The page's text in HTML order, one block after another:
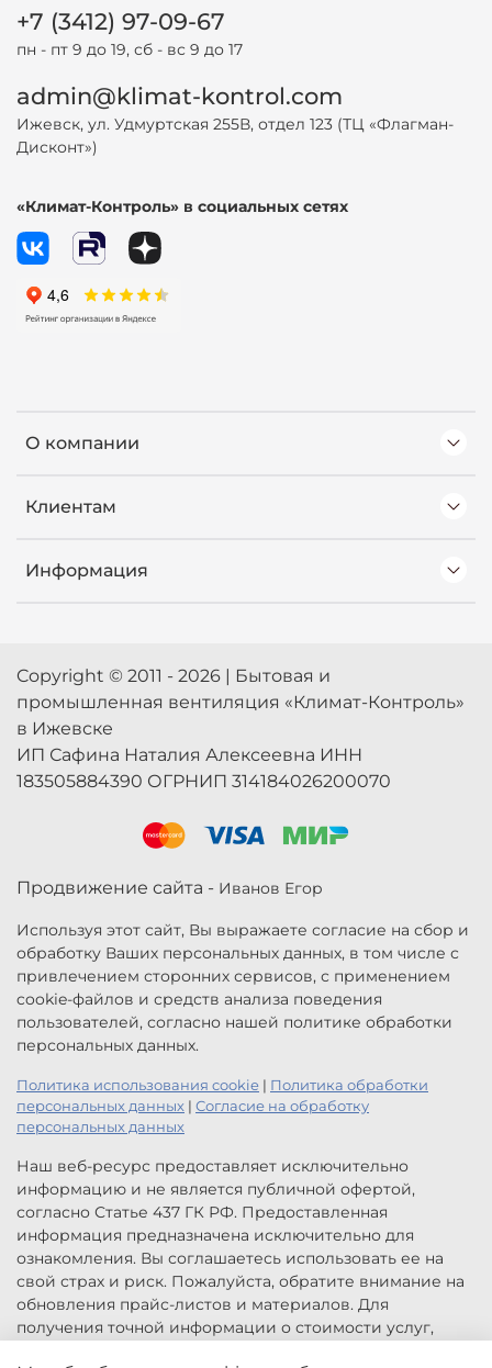
О компании
Клиентам
Информация
+7 (3412) 97-09-67
пн - пт 9 до 19, сб - вс 9 до 17
admin@klimat-kontrol.com
Ижевск, ул. Удмуртская 255В, отдел 123 (ТЦ «Флагман-
Дисконт»)
«Климат-Контроль» в социальных сетях
Copyright © 2011 - 2026 | Бытовая и
промышленная вентиляция «Климат-Контроль»
в Ижевске
ИП Сафина Наталия Алексеевна ИНН
183505884390 ОГРНИП 314184026200070
Продвижение сайта - Иванов Егор
Используя этот сайт, Вы выражаете согласие на сбор и
обработку Ваших персональных данных, в том числе с
привлечением сторонних сервисов, с применением
cookie-файлов и средств анализа поведения
пользователей, согласно нашей политике обработки
персональных данных.
Политика использования cookie | Политика обработки
персональных данных | Согласие на обработку
персональных данных
Наш веб-ресурс предоставляет исключительно
информацию и не является публичной офертой,
согласно Статье 437 ГК РФ. Предоставленная
информация предназначена исключительно для
ознакомления. Вы соглашаетесь использовать ее на
свой страх и риск. Пожалуйста, обратите внимание на
обновления прайс-листов и материалов. Для
получения точной информации о стоимости услуг,